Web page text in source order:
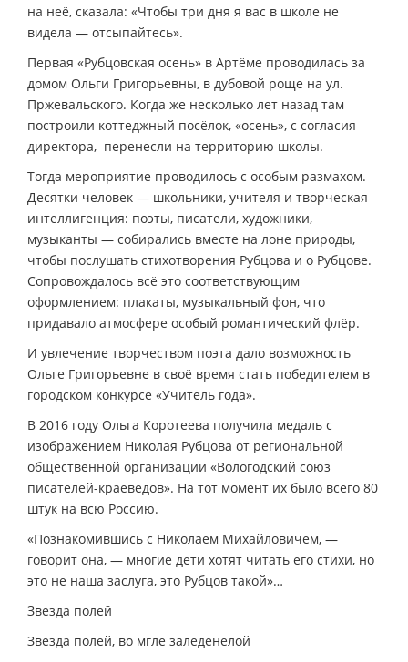
на неё, сказала: «Чтобы три дня я вас в школе не
видела — отсыпайтесь».
Первая «Рубцовская осень» в Артёме проводилась за
домом Ольги Григорьевны, в дубовой роще на ул.
Пржевальского. Когда же несколько лет назад там
построили коттеджный посёлок, «осень», с согласия
директора, перенесли на территорию школы.
Тогда мероприятие проводилось с особым размахом.
Десятки человек — школьники, учителя и творческая
интеллигенция: поэты, писатели, художники,
музыканты — собирались вместе на лоне природы,
чтобы послушать стихотворения Рубцова и о Рубцове.
Сопровождалось всё это соответствующим
оформлением: плакаты, музыкальный фон, что
придавало атмосфере особый романтический флёр.
И увлечение творчеством поэта дало возможность
Ольге Григорьевне в своё время стать победителем в
городском конкурсе «Учитель года».
В 2016 году Ольга Коротеева получила медаль с
изображением Николая Рубцова от региональной
общественной организации «Вологодский союз
писателей-краеведов». На тот момент их было всего 80
штук на всю Россию.
«Познакомившись с Николаем Михайловичем, —
говорит она, — многие дети хотят читать его стихи, но
это не наша заслуга, это Рубцов такой»…
Звезда полей
Звезда полей, во мгле заледенелой